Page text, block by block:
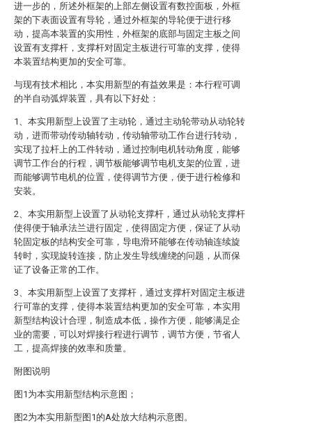
进一步的，所述外框架的上部左侧设置有数控面板，外框
架的下表面设置有导轮，通过外框架的导轮便于进行移
动，提高本装置的实用性，外框架的底部与固定主板之间
设置有支撑杆，支撑杆对固定主板进行可靠的支撑，使得
本装置结构更加的安全可靠。
与现有技术相比，本实用新型的有益效果是：本行程可调
的半自动弧焊装置，具有以下好处：
1、本实用新型上设置了主动轮，通过主动轮带动从动轮转
动，进而带动传动轴转动，传动轴带动工作台进行转动，
实现了拉杆上的工件转动，通过控制电机转动角度，能够
调节工作台的行程，调节板能够调节电机支架的位置，进
而能够调节电机的位置，使得调节方便，便于进行检修和
安装。
2、本实用新型上设置了从动轮支撑杆，通过从动轮支撑杆
使得便于轴承法兰进行固定，使得固定方便，保证了从动
轮固定板的结构安全可靠，导电滑环能够在传动轴连续旋
转时，实现旋转连接，防止发生导线缠绕的问题，从而保
证了设备正常的工作。
3、本实用新型上设置了支撑杆，通过支撑杆对固定主板进
行可靠的支撑，使得本装置结构更加的安全可靠，本实用
新型结构设计合理，制造成本低，操作方便，能够满足企
业的需要，可以对焊接行程进行调节，调节方便，节省人
工，提高焊接的效率和质量。
附图说明
图1为本实用新型结构示意图；
图2为本实用新型图1的A处放大结构示意图。